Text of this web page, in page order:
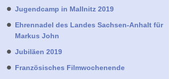
Jugendcamp in Mallnitz 2019
Ehrennadel des Landes Sachsen-Anhalt für
Markus John
Jubiläen 2019
Französisches Filmwochenende